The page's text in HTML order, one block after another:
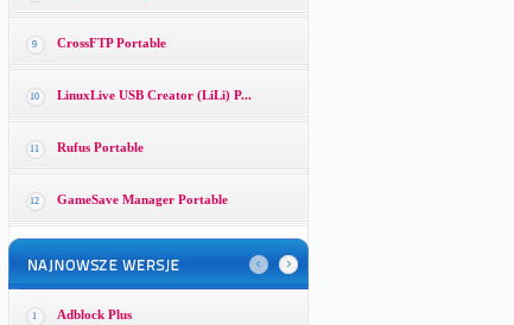
9 CrossFTP Portable
10 LinuxLive USB Creator (LiLi) P...
11 Rufus Portable
12 GameSave Manager Portable
1 Adblock Plus